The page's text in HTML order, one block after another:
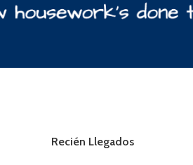
Recién Llegados